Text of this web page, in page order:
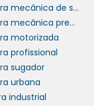
gasolina
Com um
disponível
o
que levam
Varredeira mecânica de sucção
Varredeira mecânica preço
motorizada
profissional
sugador
urbana
industrial